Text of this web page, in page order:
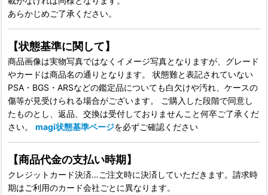
あらかじめご了承ください。
【状態基準に関して】
商品画像は実物写真ではなくイメージ写真となりますが、グレード
やカードは商品名の通りとなります。 状態難と表記されていない
PSA・BGS・ARSなどの鑑定品についても白欠けや汚れ、ケースの
傷等が見受けられる場合がございます。 ご購入した段階で同意し
たものとし、返品、交換は受付しておりませんこと何卒ご了承くだ
さい。 magi状態基準ページを必ずご確認ください
【商品代金の支払い時期】
クレジットカード決済…ご注文時に決済していただきます。請求時
期はご利用のカード会社ごとに異なります。